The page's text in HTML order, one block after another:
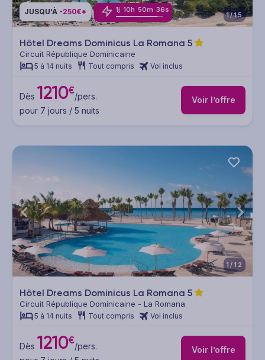
JUSQU'À -250€* 1j 10h 50m 34s
1/15
Hôtel Dreams Dominicus La Romana 5
Circuit République Dominicaine
5 à 14 nuits Tout compris Vol inclus
Dès 1210€/pers.
pour 7 jours / 5 nuits
Voir l’offre
1/12
Hôtel Dreams Dominicus La Romana 5
Circuit République Dominicaine - La Romana
5 à 14 nuits Tout compris Vol inclus
Dès 1210€/pers.
Voir l’offre